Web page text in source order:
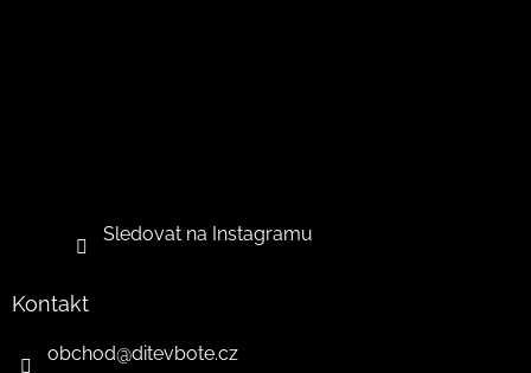
Sledovat na Instagramu
Kontakt
obchod@ditevbote.cz